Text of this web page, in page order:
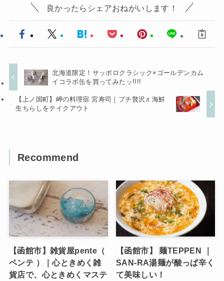
良かったらシェアおねがいします！
北海道限定！サッポロクラシック×ゴールデンカム
イコラボ缶を買ってみたッ!!!!
【上ノ国町】岬の料理宿 宮寿司｜プチ贅沢♬海鮮
生ちらしをテイクアウト
Recommend
【函館市】雑貨屋pente（
ペンテ ）｜心ときめく雑
貨店で、心ときめくマステ
【函館市】 麺TEPPEN ｜
SAN-RA湯麺が酸っぱ辛く
て美味しい！